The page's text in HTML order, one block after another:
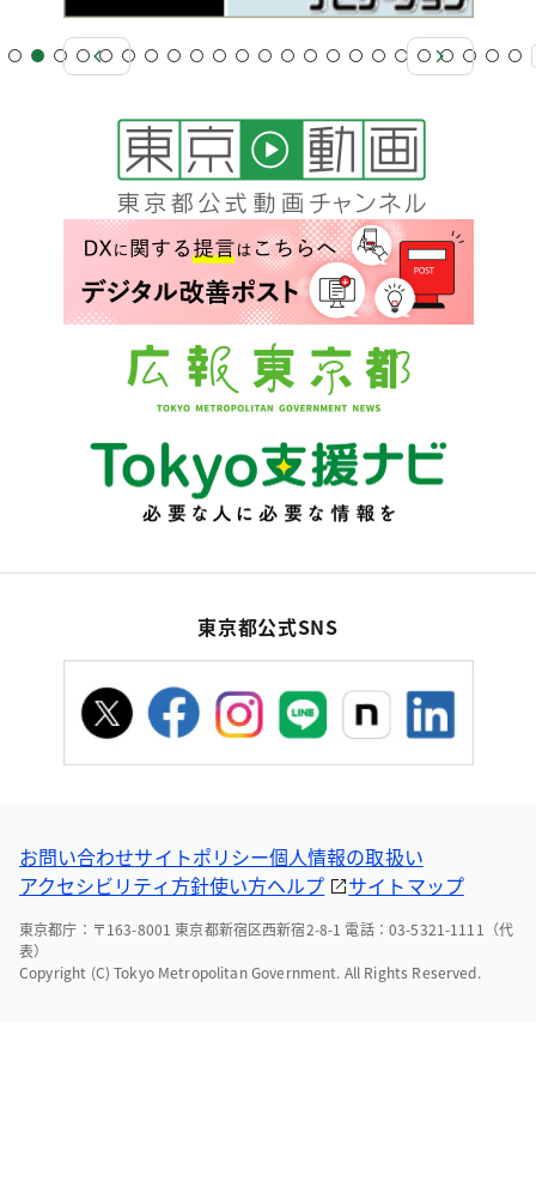
東京都公式SNS
お問い合わせサイトポリシー個人情報の取扱い
アクセシビリティ方針使い方ヘルプ サイトマップ
東京都庁：〒163-8001 東京都新宿区西新宿2-8-1 電話：03-5321-1111（代
表）
Copyright (C) Tokyo Metropolitan Government. All Rights Reserved.